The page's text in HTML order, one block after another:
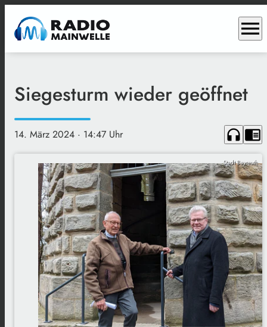
menu
Siegesturm wieder geöffnet
14. März 2024 · 14:47 Uhr headphones chrome_reader_mode
Stadt Bayreuth